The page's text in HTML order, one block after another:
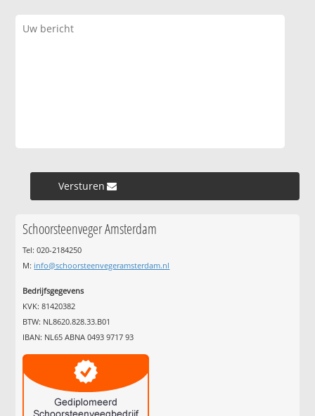
Versturen »
Schoorsteenveger Amsterdam
Tel: 020-2184250
M: info@schoorsteenvegeramsterdam.nl
Bedrijfsgegevens
KVK: 81420382
BTW: NL8620.828.33.B01
IBAN: NL65 ABNA 0493 9717 93